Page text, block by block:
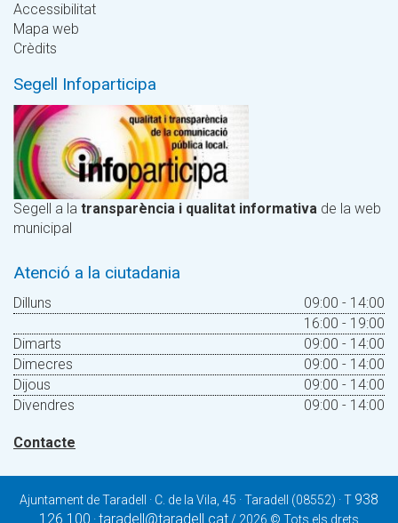
Accessibilitat
Mapa web
Crèdits
Segell Infoparticipa
Segell a la transparència i qualitat informativa de la web
municipal
Atenció a la ciutadania
Dilluns
09:00 - 14:00
16:00 - 19:00
Dimarts
09:00 - 14:00
Dimecres
09:00 - 14:00
Dijous
09:00 - 14:00
Divendres
09:00 - 14:00
Contacte
Ajuntament de Taradell · C. de la Vila, 45 · Taradell (08552) · T 938
126 100 ·taradell@taradell.cat / 2026 © Tots els drets